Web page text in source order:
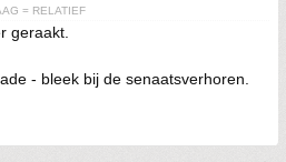
= RELATIEF
geraakt.
- bleek bij de senaatsverhoren.